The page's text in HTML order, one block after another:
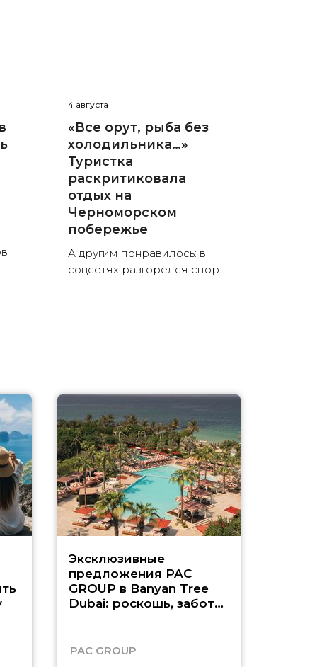
4 августа
«Все орут, рыба без
холодильника…»
Туристка
раскритиковала
отдых на
Черноморском
побережье
А другим понравилось: в
соцсетях разгорелся спор
Эксклюзивные
предложения PAC
GROUP в Banyan Tree
Dubai: роскошь, забота
PAC GROUP